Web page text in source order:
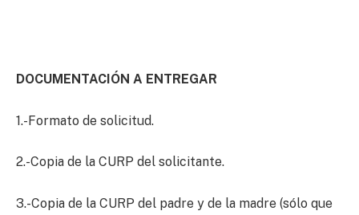
DOCUMENTACIÓN A ENTREGAR
1.-Formato de solicitud.
2.-Copia de la CURP del solicitante.
3.-Copia de la CURP del padre y de la madre (sólo que